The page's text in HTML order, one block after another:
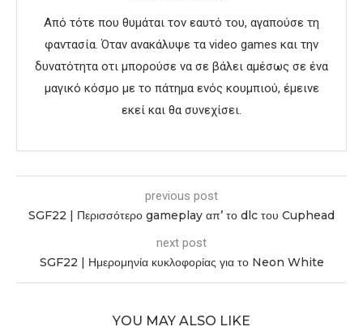
Από τότε που θυμάται τον εαυτό του, αγαπούσε τη
φαντασία. Όταν ανακάλυψε τα video games και την
δυνατότητα οτι μπορούσε να σε βάλει αμέσως σε ένα
μαγικό κόσμο με το πάτημα ενός κουμπιού, έμεινε
εκεί και θα συνεχίσει.
previous post
SGF22 | Περισσότερο gameplay απ’ το dlc του Cuphead
next post
SGF22 | Ημερομηνία κυκλοφορίας για το Neon White
YOU MAY ALSO LIKE